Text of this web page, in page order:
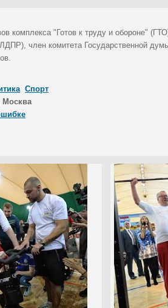
комплекса "Готов к труду и обороне"
член комитета Государственной
Спорт
Москва